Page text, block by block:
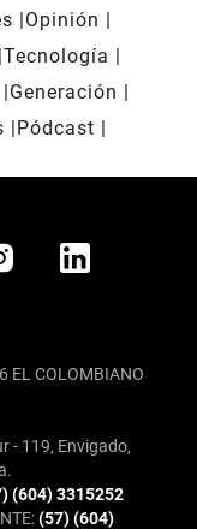
Opinión
Tecnología
Generación
Pódcast
EL COLOMBIANO
- 119, Envigado,
(604) 3315252
(57) (604)